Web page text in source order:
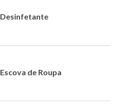
Desinfetante
Escova de Roupa